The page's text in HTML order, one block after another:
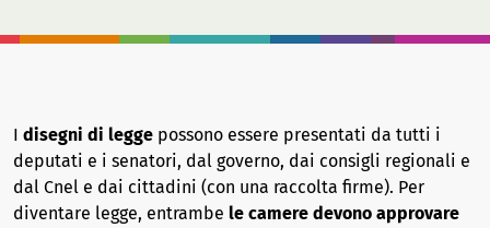
I disegni di legge possono essere presentati da tutti i
deputati e i senatori, dal governo, dai consigli regionali e
dal Cnel e dai cittadini (con una raccolta firme). Per
diventare legge, entrambe le camere devono approvare